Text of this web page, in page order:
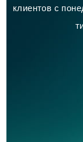
клиентов с